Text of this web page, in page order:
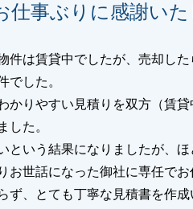
仕事ぶりに感謝い
件は賃貸中でしたが、売却し
でした。
かりやすい見積りを双方（賃
した。
という結果になりましたが、
お世話になった御社に専任で
ず、とても丁寧な見積書を作